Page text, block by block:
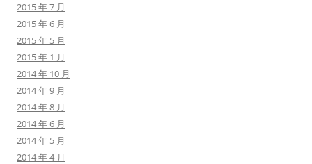
2015 年 7 月
2015 年 6 月
2015 年 5 月
2015 年 1 月
2014 年 10 月
2014 年 9 月
2014 年 8 月
2014 年 6 月
2014 年 5 月
2014 年 4 月